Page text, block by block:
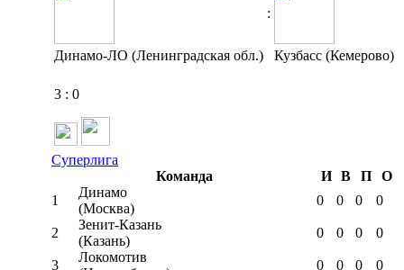
:
Динамо-ЛО (Ленинградская обл.) Кузбасс (Кемерово)
3 : 0
Суперлига
Команда
И В П
О
1
Динамо
(Москва)
0 0 0 0
2
Зенит-Казань
(Казань)
0 0 0 0
3
Локомотив
0 0 0 0